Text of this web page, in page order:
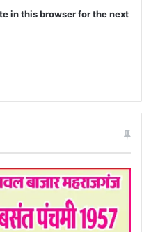
in this browser for the next